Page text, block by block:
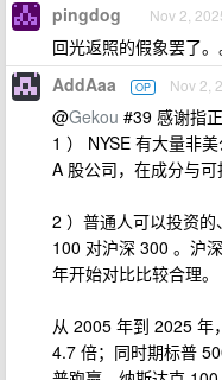
pingdog Nov 2,
回光返照的假象罢了。
AddAaa OP Nov 2,
@Gekou #39 感谢指正
1 ） NYSE 有大量非
A 股公司，在成分与
2 ）普通人可以投资
100 对沪深 300 。沪
年开始对比比较合理。
从 2005 年到 2025 年
4.7 倍；同时期标普